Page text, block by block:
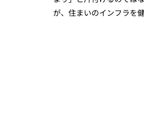
が、住まいのインフラを